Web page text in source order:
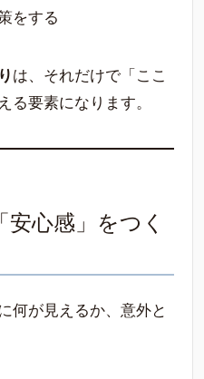
をする
は、それだけで「ここ
る要素になります。
心感」をつく
何が見えるか、意外と